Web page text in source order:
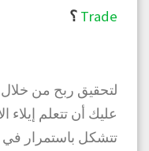
Trade ؟
لتحقيق ربح من
عليك أن تتعلم إيلاء
تتشكل باستمرار في